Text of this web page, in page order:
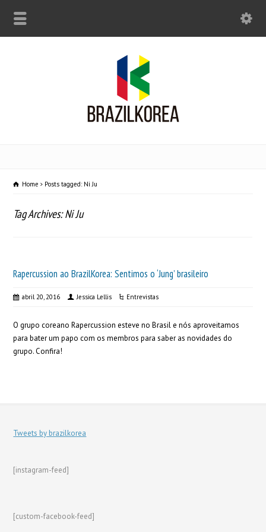
Home Posts tagged: Ni Ju
Tag Archives: Ni Ju
Rapercussion ao BrazilKorea: Sentimos o ‘Jung’ brasileiro
abril 20, 2016 Jessica Lellis Entrevistas
O grupo coreano Rapercussion esteve no Brasil e nós aproveitamos
para bater um papo com os membros para saber as novidades do
grupo. Confira!
Tweets by brazilkorea
[instagram-feed]
[custom-facebook-feed]